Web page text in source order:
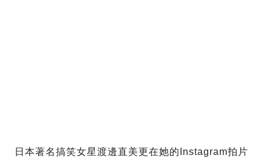
日本著名搞笑女星渡邊直美更在她的Instagram拍片